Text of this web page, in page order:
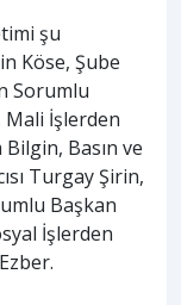
şu
Köse, Şube
Sorumlu
Mali İşlerden
Basın ve
Turgay Şirin,
Başkan
İşlerden